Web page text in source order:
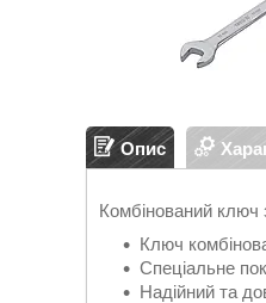
Опис
Комбінований ключ
Ключ
Спеціальне
Надійний та